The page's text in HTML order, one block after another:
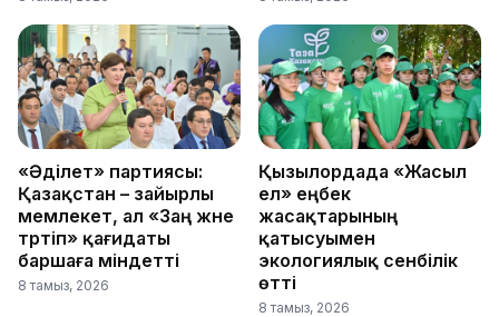
«Әділет» партиясы:
Қазақстан – зайырлы
мемлекет, ал «Заң және
тәртіп» қағидаты
баршаға міндетті
8 тамыз, 2026
Қызылордада «Жасыл
ел» еңбек
жасақтарының
қатысуымен
экологиялық сенбілік
өтті
8 тамыз, 2026